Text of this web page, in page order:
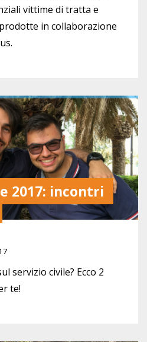
vittime di tratta e
in collaborazione
2017: incontri
servizio civile? Ecco 2
te!